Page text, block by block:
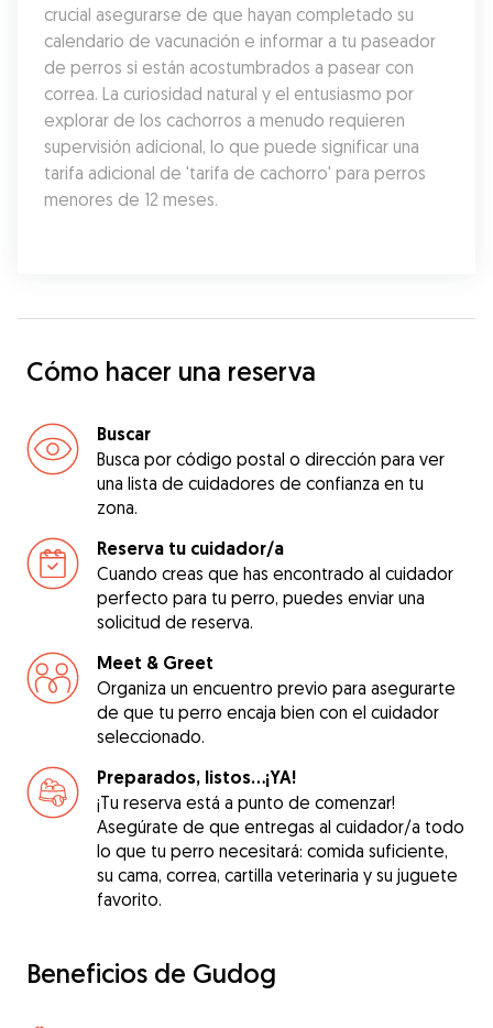
crucial asegurarse de que hayan completado su
calendario de vacunación e informar a tu paseador
de perros si están acostumbrados a pasear con
correa. La curiosidad natural y el entusiasmo por
explorar de los cachorros a menudo requieren
supervisión adicional, lo que puede significar una
tarifa adicional de 'tarifa de cachorro' para perros
menores de 12 meses.
Cómo hacer una reserva
Buscar
Busca por código postal o dirección para ver
una lista de cuidadores de confianza en tu
zona.
Reserva tu cuidador/a
Cuando creas que has encontrado al cuidador
perfecto para tu perro, puedes enviar una
solicitud de reserva.
Meet & Greet
Organiza un encuentro previo para asegurarte
de que tu perro encaja bien con el cuidador
seleccionado.
Preparados, listos...¡YA!
¡Tu reserva está a punto de comenzar!
Asegúrate de que entregas al cuidador/a todo
lo que tu perro necesitará: comida suficiente,
su cama, correa, cartilla veterinaria y su juguete
favorito.
Beneficios de Gudog